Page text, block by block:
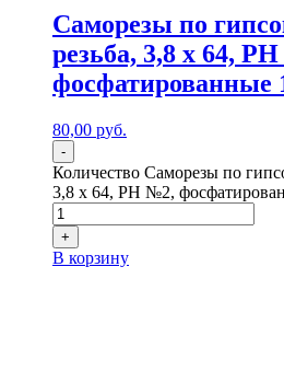
Саморезы по
резьба, 3,8 x 64,
фосфатированные
80,00 руб.
-
Количество Саморезы по
3,8 x 64, PH №2,
+
В корзину